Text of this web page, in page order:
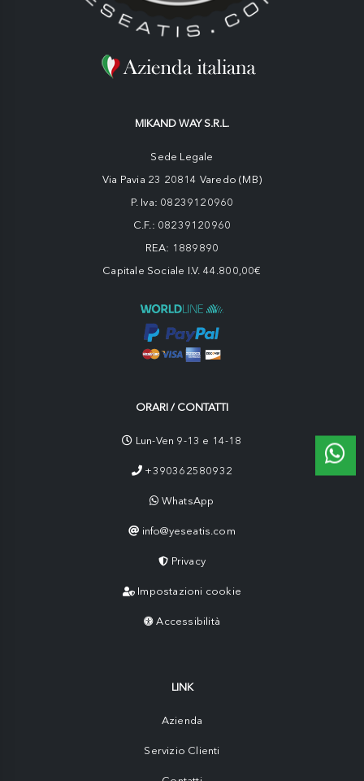
MIKAND WAY S.R.L.
Sede Legale
Via Pavia 23 20814 Varedo (MB)
P. Iva: 08239120960
C.F.: 08239120960
REA: 1889890
Capitale Sociale I.V. 44.800,00€
ORARI / CONTATTI
Lun-Ven 9-13 e 14-18
+390362580932
WhatsApp
info@yeseatis.com
Privacy
Impostazioni cookie
Accessibilità
LINK
Azienda
Servizio Clienti